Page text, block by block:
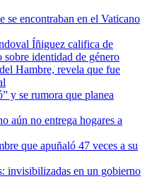
se encontraban en el Vaticano
Íñiguez califica de
identidad de género
Hambre, revela que fue
y se rumora que planea
aún no entrega hogares a
que apuñaló 47 veces a su
invisibilizadas en un gobierno